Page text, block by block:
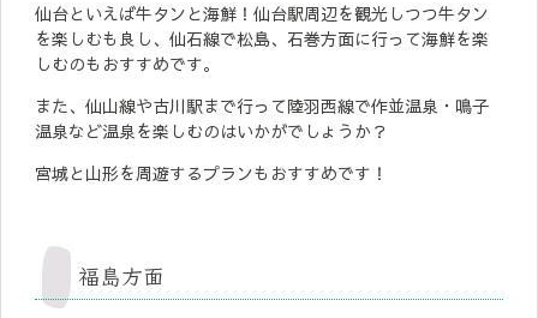
仙台といえば牛タンと海鮮！仙台駅周辺を観光しつつ牛タン
を楽しむも良し、仙石線で松島、石巻方面に行って海鮮を楽
しむのもおすすめです。
また、仙山線や古川駅まで行って陸羽西線で作並温泉・鳴子
温泉など温泉を楽しむのはいかがでしょうか？
宮城と山形を周遊するプランもおすすめです！
福島方面